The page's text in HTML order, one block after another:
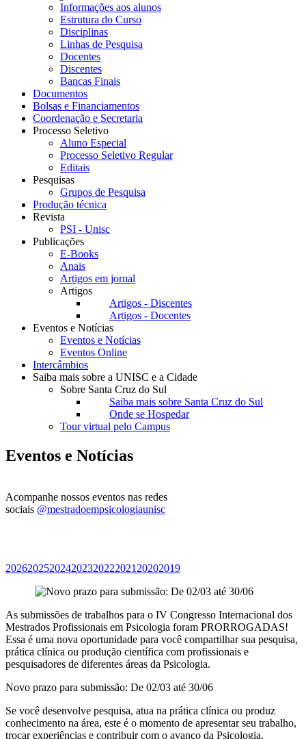
Informações aos alunos
Estrutura do Curso
Disciplinas
Linhas de Pesquisa
Docentes
Discentes
Bancas Finais
Documentos
Bolsas e Financiamentos
Coordenação e Secretaria
Processo Seletivo
Aluno Especial
Processo Seletivo Regular
Editais
Pesquisas
Grupos de Pesquisa
Produção técnica
Revista
PSI - Unisc
Publicações
E-Books
Anais
Artigos em jornal
Artigos
Artigos - Discentes
Artigos - Docentes
Eventos e Notícias
Eventos e Notícias
Eventos Online
Intercâmbios
Saiba mais sobre a UNISC e a Cidade
Sobre Santa Cruz do Sul
Saiba mais sobre Santa Cruz do Sul
Onde se Hospedar
Tour virtual pelo Campus
Eventos e Notícias
Acompanhe nossos eventos nas redes
sociais @mestradoempsicologiaunisc
202620252024202320222021 20202019
As submissões de trabalhos para o IV Congresso Internacional dos
Mestrados Profissionais em Psicologia foram PRORROGADAS!
Essa é uma nova oportunidade para você compartilhar sua pesquisa,
prática clínica ou produção científica com profissionais e
pesquisadores de diferentes áreas da Psicologia.
Novo prazo para submissão: De 02/03 até 30/06
Se você desenvolve pesquisa, atua na prática clínica ou produz
conhecimento na área, este é o momento de apresentar seu trabalho,
trocar experiências e contribuir com o avanço da Psicologia.